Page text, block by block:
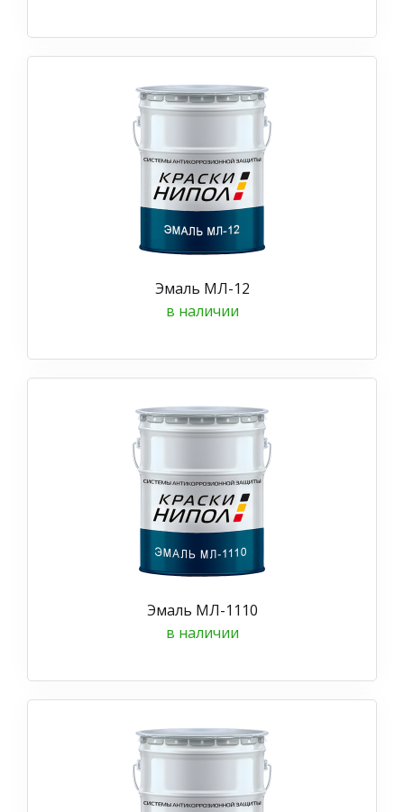
Эмаль МЛ-12
в наличии
Эмаль МЛ-1110
в наличии